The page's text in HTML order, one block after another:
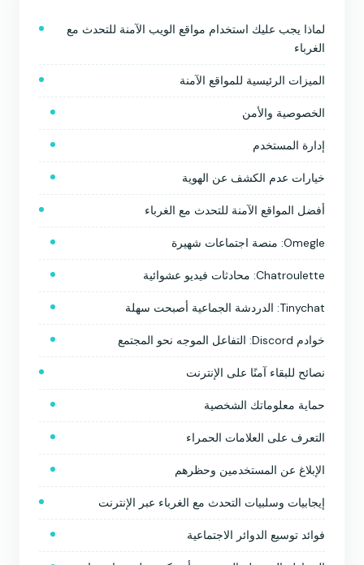
لماذا يجب عليك استخدام مواقع الويب الآمنة للتحدث مع
الغرباء
الميزات الرئيسية للمواقع الآمنة
الخصوصية والأمن
إدارة المستخدم
خيارات عدم الكشف عن الهوية
أفضل المواقع الآمنة للتحدث مع الغرباء
Omegle: منصة اجتماعات شهيرة
Chatroulette: محادثات فيديو عشوائية
Tinychat: الدردشة الجماعية أصبحت سهلة
خوادم Discord: التفاعل الموجه نحو المجتمع
نصائح للبقاء آمنًا على الإنترنت
حماية معلوماتك الشخصية
التعرف على العلامات الحمراء
الإبلاغ عن المستخدمين وحظرهم
إيجابيات وسلبيات التحدث مع الغرباء عبر الإنترنت
فوائد توسيع الدوائر الاجتماعية